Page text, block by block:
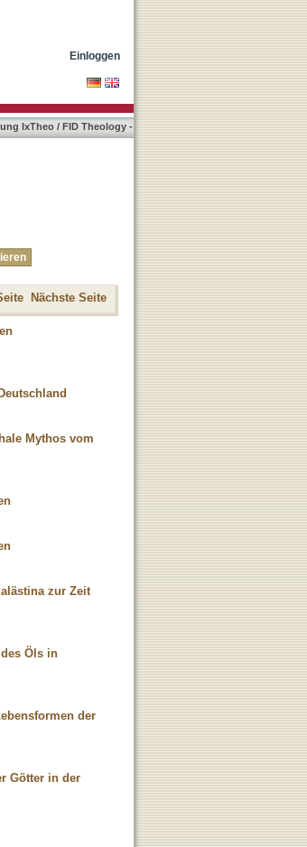
Einloggen
IxTheo / FID Theology -
Nächste Seite
Mythos vom
zur Zeit
Öls in
der
Götter in der